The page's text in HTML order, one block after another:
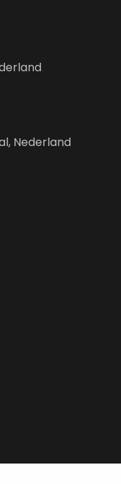
Nederland